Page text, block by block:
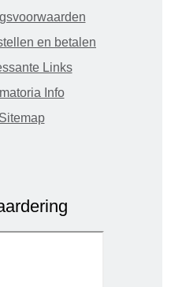
en betalen
Links
Info
Sitemap